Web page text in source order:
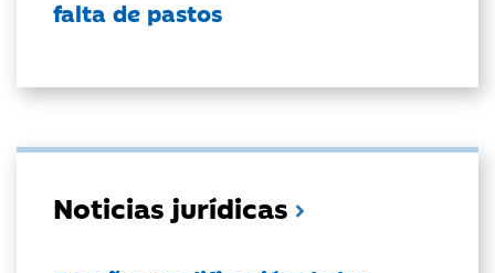
falta de pastos
Noticias jurídicas